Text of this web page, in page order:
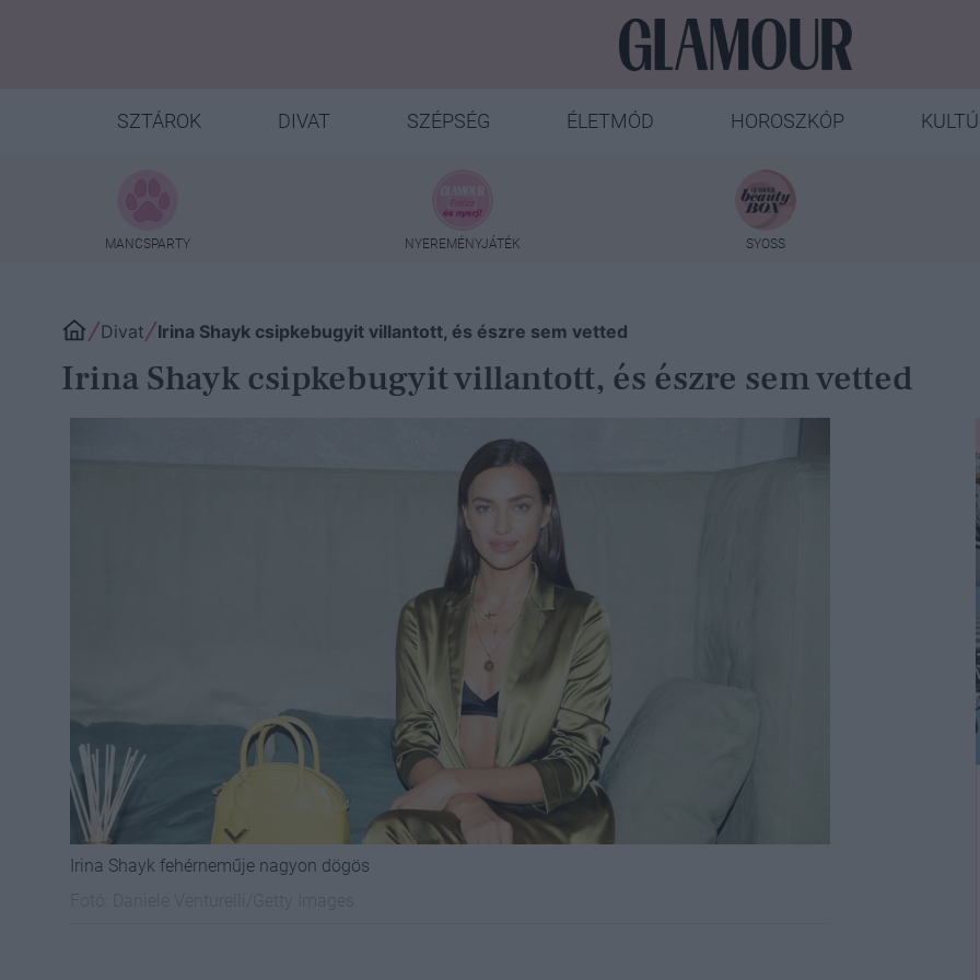
SZTÁROK DIVAT SZÉPSÉG ÉLETMÓD HOROSZKÓP
MANCSPARTY NYEREMÉNYJÁTÉK SYOSS
Divat Irina Shayk csipkebugyit villantott, és észre sem vetted
Irina Shayk csipkebugyit villantott, és észre sem vetted
Irina Shayk fehérneműje nagyon dögös